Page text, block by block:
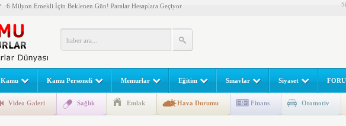
6 Milyon Emekli İçin Beklenen Gün! Paralar Hesaplara Geçiyor
LGS Nakil Başvurusu Nasıl Yapılır? e-Okul Adım Adım Rehber (2026)
MEB LGS 2026 SONUÇ SORGULAMA EKRANI! LGS Sınav Sonuçları MEB Tarafından
Açıklandı! Liselere Geçiş Sınavı (LGS) (meb.gov.tr) Sonuç Sorgulama Ekranı
2026 Yılı Norm Güncellemeleri Başladı! Öğretmenler Nelere Dikkat Etmeli?
E-Devlet Unutulan Para Sorgulaması Başladı: Unuttuğunuz Paralar Ortaya Çıkabilir, Mirasçıları
Kamu Kamu Personeli Memurlar Eğitim Sınavlar Siyaset
Video Galeri Sağlık Emlak Hava Durumu Finans Otomotiv